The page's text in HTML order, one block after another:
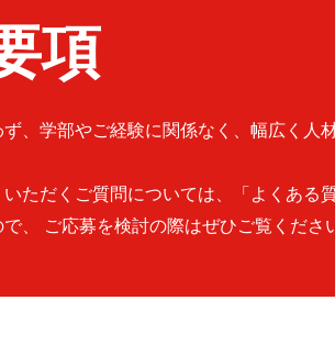
項
、学部やご経験に関係なく、幅広く人
ただくご質問については、「よくある
、 ご応募を検討の際はぜひご覧くださ